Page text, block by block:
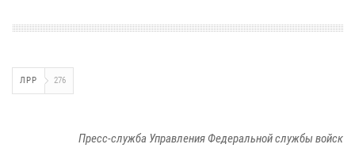
ЛРР 276
Пресс-служба Управления Федеральной службы войск